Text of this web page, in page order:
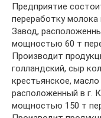
Предприятие
переработку
Завод,
мощностью 60 т
Производит
голландский, сыр
крестьянское,
расположенный в г.
мощностью 150 т